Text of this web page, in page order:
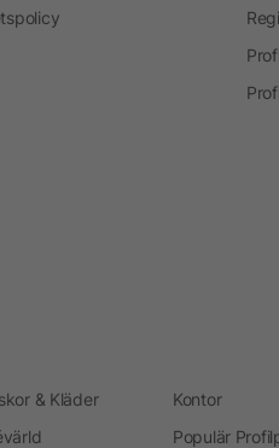
& Kläder Kontor
Populär